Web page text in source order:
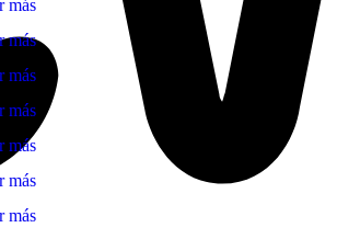
más
más
más
más
más
más
más